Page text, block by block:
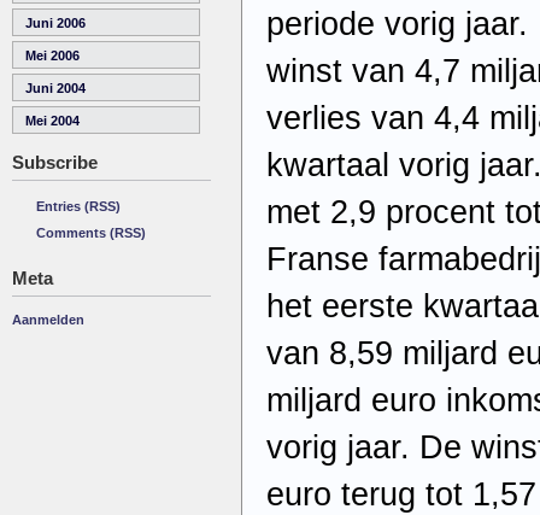
Juni 2006
Mei 2006
Juni 2004
Mei 2004
Subscribe
Entries (RSS)
Comments (RSS)
Meta
Aanmelden
periode vorig
winst van 4,7
verlies van 4,4
kwartaal vorig
met 2,9 procent
Franse
het eerste
van 8,59 miljard
miljard euro
vorig jaar. De
euro terug tot